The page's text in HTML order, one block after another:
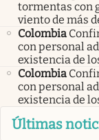
tormentas con
viento de más
Colombia
con personal
existencia de
Colombia
con personal
existencia de
Últimas